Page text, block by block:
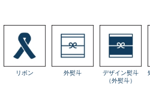
リボン 外熨斗
デザイン熨斗
（外熨斗）